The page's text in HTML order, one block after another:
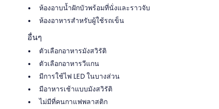
ห้องอาบน้ำฝักบัวพร้อมที่นั่งและราวจับ
ห้องอาหารสำหรับผู้ใช้รถเข็น
อื่นๆ
ตัวเลือกอาหารมังสวิรัติ
ตัวเลือกอาหารวีแกน
มีการใช้ไฟ LED ในบางส่วน
มีอาหารเช้าแบบมังสวิรัติ
ไม่มีที่คนกาแฟพลาสติก